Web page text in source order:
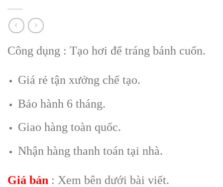
Công dụng : Tạo hơi để tráng bánh cuốn.
Giá rẻ tận xưởng chế tạo.
Bảo hành 6 tháng.
Giao hàng toàn quốc.
Nhận hàng thanh toán tại nhà.
Giá bán : Xem bên dưới bài viết.